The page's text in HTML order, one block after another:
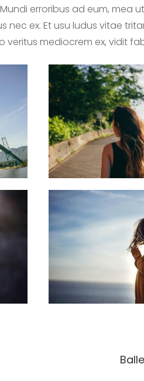
erroribus ad eum, mea
nec ex. Et usu ludus vitae
veritus mediocrem ex, vidit